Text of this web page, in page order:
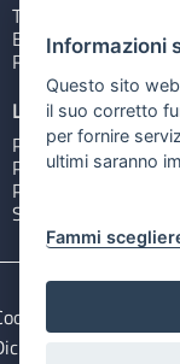
Tel: 800713939
Email:
Rubrica
Link utili
Portale Istituzionale
PO FESR Puglia
PSR Puglia 2014-
Sistema Puglia
e privacy
di
Informazioni
Questo sito
il suo corretto
per fornire
ultimi saranno
Fammi